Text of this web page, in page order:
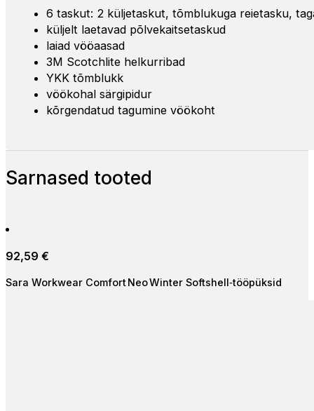
6 taskut: 2 küljetaskut, tõmblukuga reietasku,
küljelt laetavad põlvekaitsetaskud
laiad vööaasad
3M Scotchlite helkurribad
YKK tõmblukk
vöökohal särgipidur
kõrgendatud tagumine vöökoht
Sarnased tooted
92,59 €
Sara Workwear Comfort Neo Winter Softshell‑tööpüksid